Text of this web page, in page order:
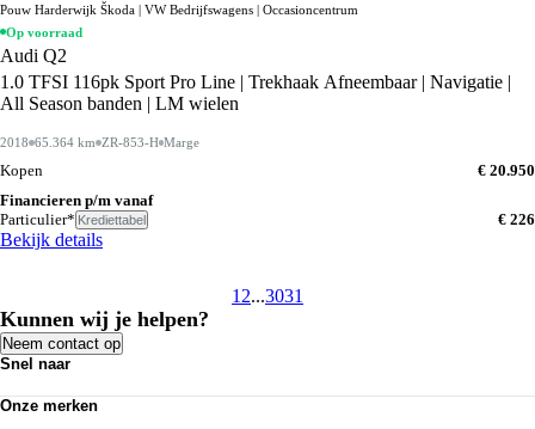
Pouw Harderwijk Škoda | VW Bedrijfswagens | Occasioncentrum
Op voorraad
Audi Q2
1.0 TFSI 116pk Sport Pro Line | Trekhaak Afneembaar | Navigatie |
All Season banden | LM wielen
2018 65.364 km ZR-853-H Marge
Kopen
€ 20.950
Financieren p/m vanaf
Particulier* Krediettabel € 226
Bekijk details
1 2...3031
Kunnen wij je helpen?
Neem contact op
Snel naar
Bedrijfswagens
Onze merken